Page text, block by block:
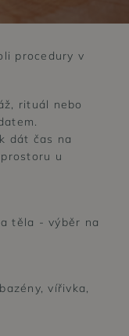
procedury v
rituál nebo
dát čas na
u
těla - výběr na
vířivka,